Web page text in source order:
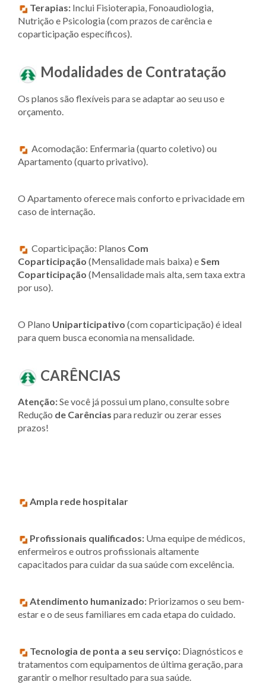
Terapias: Inclui Fisioterapia, Fonoaudiologia,
Nutrição e Psicologia (com prazos de carência e
coparticipação específicos).
Modalidades de Contratação
Os planos são flexíveis para se adaptar ao seu uso e
orçamento.
Acomodação: Enfermaria (quarto coletivo) ou
Apartamento (quarto privativo).
O Apartamento oferece mais conforto e privacidade em
caso de internação.
Coparticipação: Planos Com
Coparticipação (Mensalidade mais baixa) e Sem
Coparticipação (Mensalidade mais alta, sem taxa extra
por uso).
O Plano Uniparticipativo (com coparticipação) é ideal
para quem busca economia na mensalidade.
CARÊNCIAS
Atenção:Se você já possui um plano, consulte sobre
Redução de Carências para reduzir ou zerar esses
prazos!
Ampla rede hospitalar
Profissionais qualificados: Uma equipe de médicos,
enfermeiros e outros profissionais altamente
capacitados para cuidar da sua saúde com excelência.
Atendimento humanizado: Priorizamos o seu bem-
estar e o de seus familiares em cada etapa do cuidado.
Tecnologia de ponta a seu serviço: Diagnósticos e
tratamentos com equipamentos de última geração, para
garantir o melhor resultado para sua saúde.